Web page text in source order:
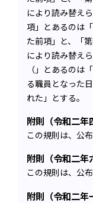
により読み替え
項」とあるのは
た前項」と、「
により読み替え
（」とあるのは
る職員となった
れた」とする。
附則（令和二
この規則は、公
附則（令和二年
この規則は、公
附則（令和二年